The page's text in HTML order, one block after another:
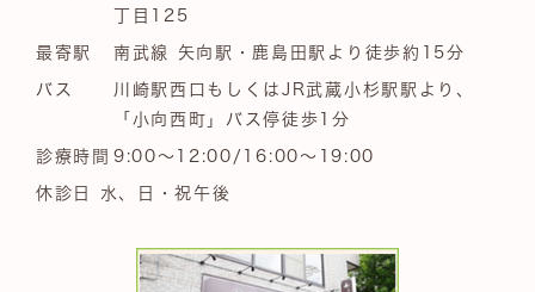
丁目125
最寄駅 南武線 矢向駅・鹿島田駅より徒歩約15分
バス
川崎駅西口もしくはJR武蔵小杉駅駅より、
「小向西町」バス停徒歩1分
診療時間 9:00～12:00/16:00～19:00
休診日 水、日・祝午後